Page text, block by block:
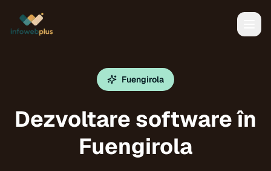
Fuengirola
Dezvoltare software în
Fuengirola